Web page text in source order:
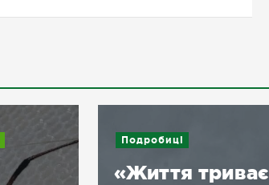
Подробиці
«Життя триває